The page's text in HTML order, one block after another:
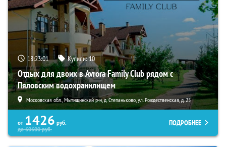
18:23:00 Купили:10
Отдых для двоих в Avrora Family Club рядом с
Пяловским водохранилищем
Московская обл., Мытищинский р-н, д. Степаньково, ул. Рождественская, д. 25
от 1426 руб.
до60600руб.
ПОДРОБНЕЕ